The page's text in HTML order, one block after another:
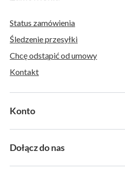
Status zamówienia
Śledzenie przesyłki
Chcę odstąpić od umowy
Kontakt
Konto
Dołącz do nas